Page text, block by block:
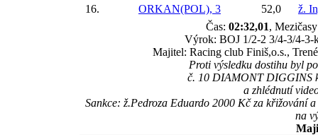
16.
ORKAN(POL), 3 52,0
ž.
Čas: 02:32,01,
Výrok: BOJ 1/2-2 3/4-3/4-3-
Majitel: Racing club Finiš,o.s.,
Proti výsledku dostihu byl
č. 10 DIAMONT DIGGINS
a zhlédnutí
Sankce: ž.Pedroza Eduardo 2000 Kč za křižování
na